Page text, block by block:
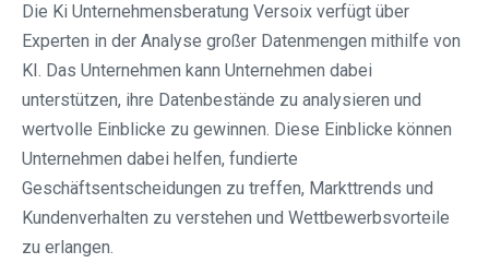
Die Ki Unternehmensberatung Versoix verfügt über
Experten in der Analyse großer Datenmengen mithilfe von
KI. Das Unternehmen kann Unternehmen dabei
unterstützen, ihre Datenbestände zu analysieren und
wertvolle Einblicke zu gewinnen. Diese Einblicke können
Unternehmen dabei helfen, fundierte
Geschäftsentscheidungen zu treffen, Markttrends und
Kundenverhalten zu verstehen und Wettbewerbsvorteile
zu erlangen.